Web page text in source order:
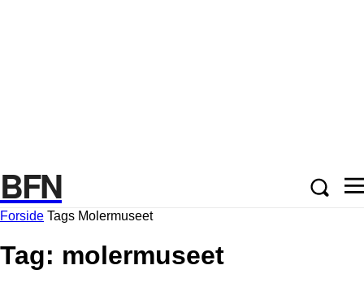
BFN
Forside Tags Molermuseet
Tag: molermuseet